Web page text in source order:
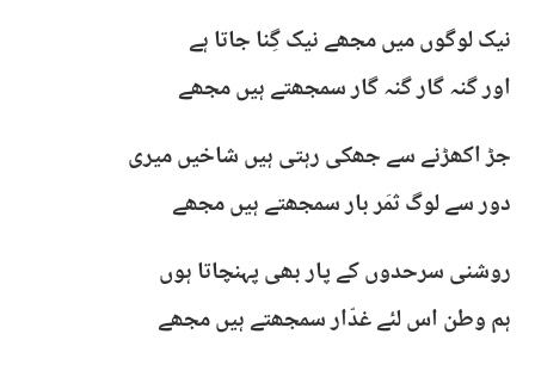
نیک لوگوں میں مجھے نیک گِنا جاتا ہے
اور گنہ گار گنہ گار سمجھتے ہیں مجھے
جڑ اکھڑنے سے جھکی رہتی ہیں شاخیں میری
دور سے لوگ ثمَر بار سمجھتے ہیں مجھے
روشنی سرحدوں کے پار بھی پہنچاتا ہوں
ہم وطن اس لئے غدّار سمجھتے ہیں مجھے